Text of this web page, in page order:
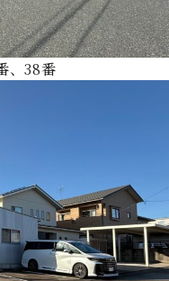
、38番